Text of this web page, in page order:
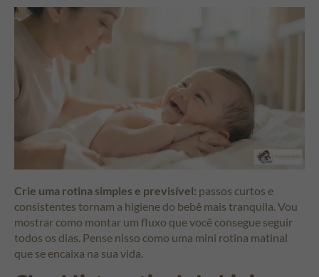
Crie uma rotina simples e previsível: passos curtos e
consistentes tornam a higiene do bebê mais tranquila. Vou
mostrar como montar um fluxo que você consegue seguir
todos os dias. Pense nisso como uma mini rotina matinal
que se encaixa na sua vida.